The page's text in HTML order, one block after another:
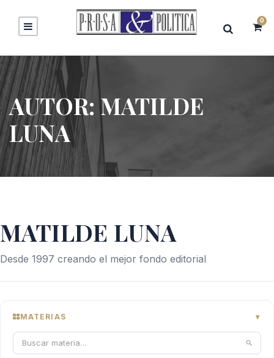
0
AUTOR:MATILDE
LUNA
MATILDE LUNA
Desde 1997 creando el mejor fondo editorial
MATERIAS